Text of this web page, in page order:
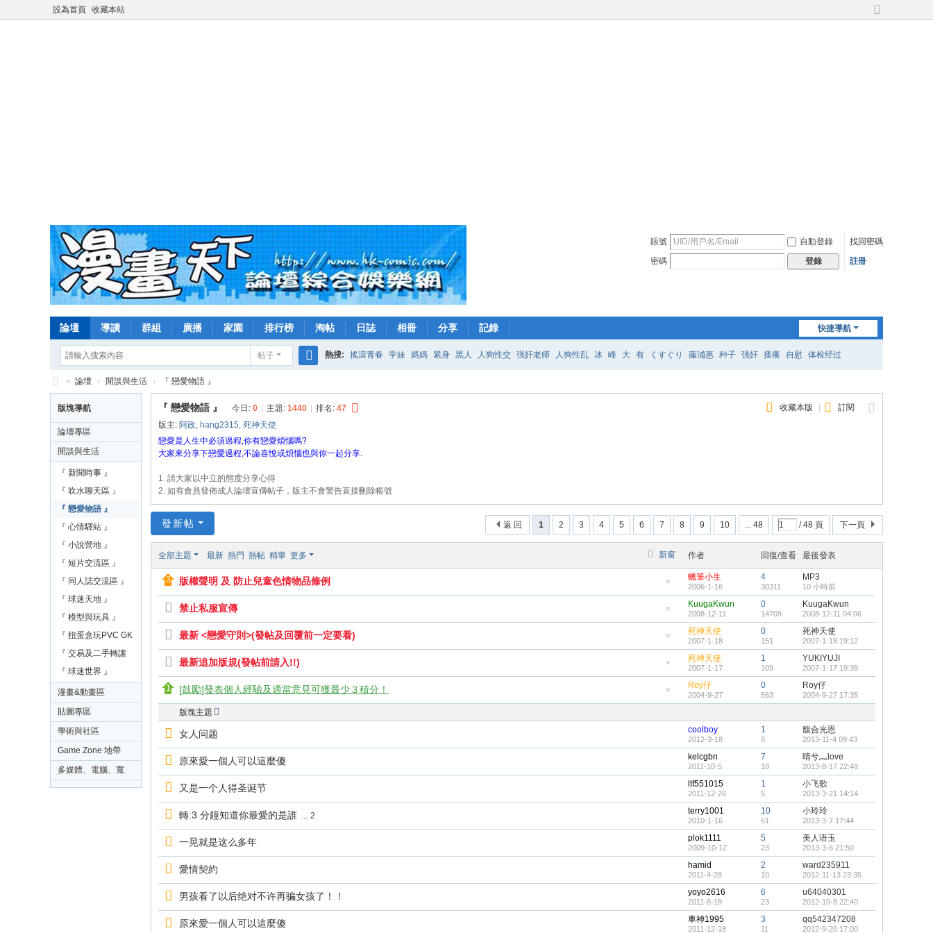
設為首頁 收藏本站
切
賬號 自動登錄
找回密碼
密碼
登錄 註冊
快捷導航
論壇 導讀 群組 廣播 家園 排行榜 淘帖 日誌 相冊 分享 記錄
帖子
索
熱搜: 搖滾青春 学妹 媽媽 紧身 黑人 人狗性交 强奸老师 人狗性乱 冰 峰 大 有 くすぐり 藤浦惠 种子 强奸 搔癢 自慰 体检经过
漫
畫
天
下
mi
c
W
or
ld
B
» 論壇 › 閒談與生活 › 『 戀愛物語 』
版塊導航
論壇專區
閒談與生活
『 新聞時事 』
『 吹水聊天區 』
『 戀愛物語 』
『 心情驛站 』
『 小說營地 』
『 短片交流區 』
『 同人誌交流區 』
『 球迷天地 』
『 模型與玩具 』
『 扭蛋盒玩PVC GK
模型區 』
『 交易及二手轉讓
區 』
『 球迷世界 』
漫畫&動畫區
貼圖專區
學術與社區
Game Zone 地帶
多媒體、電腦、寬
頻及網絡應用問題
收藏本版 訂閱
『 戀愛物語 』 今日: 0 主題: 1440 排名: 47
版主: 阿政, hang2315, 死神天使
戀愛是人生中必須過程,你有戀愛煩惱嗎?
大家來分享下戀愛過程,不論喜悅或煩惱也與你一起分享.
1. 請大家以中立的態度分享心得
2. 如有會員發佈成人論壇宣傳帖子，版主不會警告直接刪除帳號
1 2 3 4 5 6 7 8 9 10 ... 48 / 48 頁 下一頁
返 回
發新帖
新窗
全部主題 最新 熱門 熱帖 精華 更多 作者 回復/查看 最後發表
藏
置
帖
版權聲明 及 防止兒童色情物品條例 蠟筆小生
2006-1-16
4
30311
MP3
10 小時前
藏
置
帖
禁止私服宣傳 KuugaKwun
2008-12-11
0
14709
KuugaKwun
2008-12-11 04:06
藏
置
帖
最新 <戀愛守則>(發帖及回覆前一定要看) 死神天使
2007-1-18
0
151
死神天使
2007-1-18 19:12
藏
置
帖
最新追加版規(發帖前請入!!) 死神天使
2007-1-17
1
109
YUKIYUJI
2007-1-17 19:35
藏
頂
[鼓勵]發表個人經驗及適當意見可獲最少３積分！ Roy仔
2004-9-27
0
863
Roy仔
2004-9-27 17:35
版塊主題
女人问题 coolboy
2012-3-18
1
8
馥合光恩
2013-11-4 09:43
原來愛一個人可以這麼傻 kelcgbn
2011-10-5
7
18
晴兮灬love
2013-8-17 22:48
又是一个人得圣诞节 ltf551015
2011-12-26
1
5
小飞歌
2013-3-21 14:14
轉:3 分鐘知道你最愛的是誰 ... 2 terry1001
2010-1-16
10
61
小玲玲
2013-3-7 17:44
一晃就是这么多年 plok1111
2009-10-12
5
23
美人语玉
2013-3-6 21:50
愛情契約 hamid
2011-4-28
2
10
ward235911
2012-11-13 23:35
男孩看了以后绝对不许再骗女孩了！！ yoyo2616
2011-8-18
6
23
u64040301
2012-10-8 22:40
原來愛一個人可以這麼傻 車神1995
2011-12-18
3
11
qq542347208
2012-9-20 17:00